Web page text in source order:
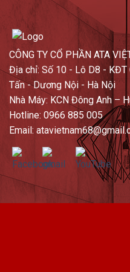
CÔNG TY CỔ PHẦN ATA
Địa chỉ: Số 10 - Lô D8 - KĐT
Tấn - Dương Nội - Hà Nội
Nhà Máy: KCN Đông Anh –
Hotline: 0966 885 005
Email: